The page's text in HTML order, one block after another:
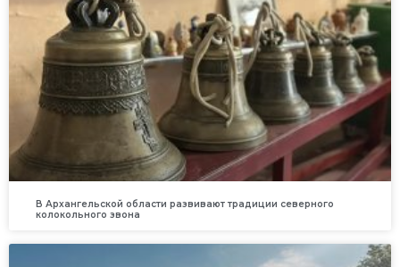
В Архангельской области развивают традиции северного
колокольного звона